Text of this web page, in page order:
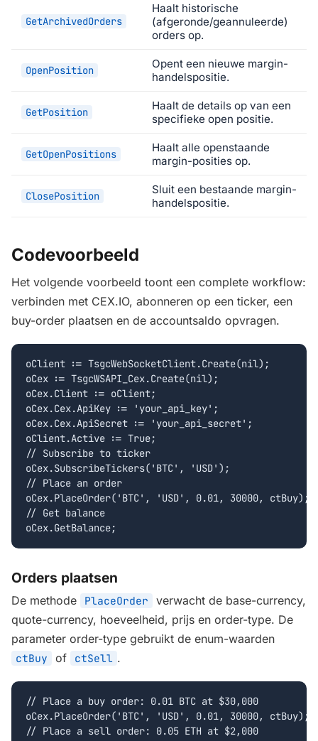
GetArchivedOrders
Haalt historische
(afgeronde/geannuleerde)
orders op.
OpenPosition
Opent een nieuwe margin-
handelspositie.
GetPosition
Haalt de details op van een
specifieke open positie.
GetOpenPositions
Haalt alle openstaande
margin-posities op.
ClosePosition
Sluit een bestaande margin-
handelspositie.
Codevoorbeeld
Het volgende voorbeeld toont een complete workflow:
verbinden met CEX.IO, abonneren op een ticker, een
buy-order plaatsen en de accountsaldo opvragen.
oClient := TsgcWebSocketClient.Create(nil);
oCex := TsgcWSAPI_Cex.Create(nil);
oCex.Client := oClient;
oCex.Cex.ApiKey := 'your_api_key';
oCex.Cex.ApiSecret := 'your_api_secret';
oClient.Active := True;
// Subscribe to ticker
oCex.SubscribeTickers('BTC', 'USD');
// Place an order
oCex.PlaceOrder('BTC', 'USD', 0.01, 30000, ctBuy);
// Get balance
oCex.GetBalance;
Orders plaatsen
De methode PlaceOrder
verwacht de base-currency,
quote-currency, hoeveelheid, prijs en order-type. De
parameter order-type gebruikt de enum-waarden
ctBuy of ctSell .
// Place a buy order: 0.01 BTC at $30,000
oCex.PlaceOrder('BTC', 'USD', 0.01, 30000, ctBuy);
// Place a sell order: 0.05 ETH at $2,000